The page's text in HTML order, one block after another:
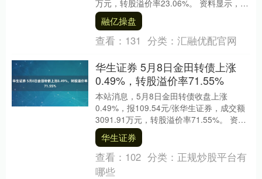
万元，转股溢价率23.06%。 资料显示，海
优转债信用级别为“A”，债....
融亿操盘
查看： 131 分类： 汇融优配官网
华生证券 5月8日金田转债上涨
0.49%，转股溢价率71.55%
本站消息，5月8日金田转债收盘上涨
0.49%，报109.54元/张华生证券，成交额
3091.91万元，转股溢价率71.55%。 资料
显示，金田转债信用级别为“A....
华生证券
查看： 102 分类： 正规炒股平台有
哪些